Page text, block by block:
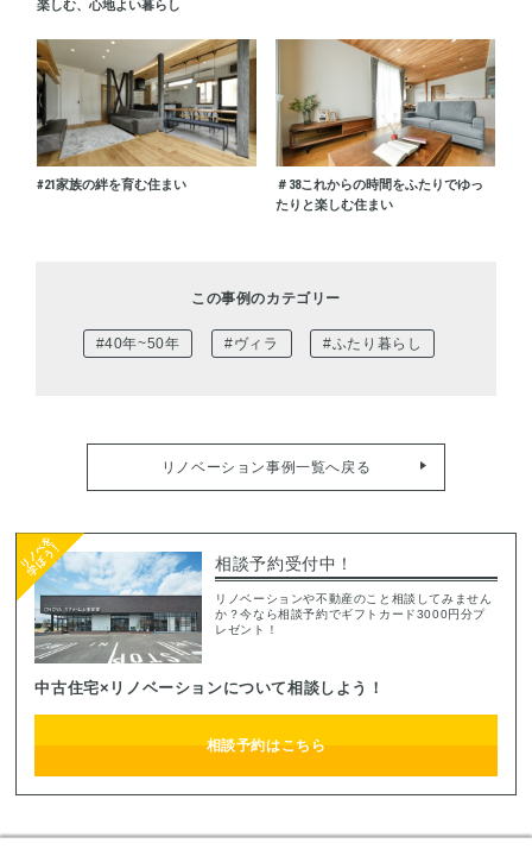
楽しむ、心地よい暮らし
#21家族の絆を育む住まい ＃38これからの時間をふたりでゆっ
たりと楽しむ住まい
この事例のカテゴリー
#40年~50年 #ヴィラ #ふたり暮らし
リノベーション事例一覧へ戻る
相談予約受付中！
リノベーションや不動産のこと相談してみません
か？今なら相談予約でギフトカード3000円分プ
レゼント！
中古住宅×リノベーションについて相談しよう！
相談予約はこちら